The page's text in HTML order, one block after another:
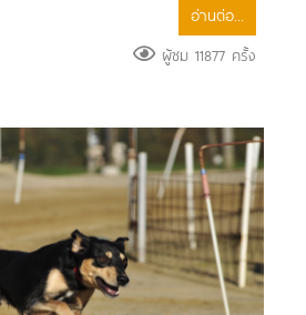
อ่านต่อ...
ผู้ชม 11877 ครั้ง